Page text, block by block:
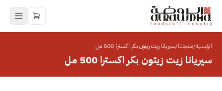
الرئيسية/منتجاتنا/سيريانا زيت زيتون بكر اكسترا 500 مل
سيريانا زيت زيتون بكر اكسترا 500 مل